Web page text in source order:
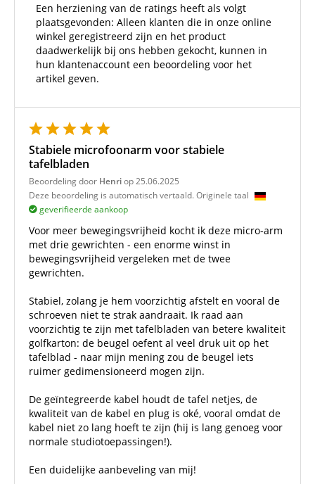
Een herziening van de ratings heeft als volgt
plaatsgevonden: Alleen klanten die in onze online
winkel geregistreerd zijn en het product
daadwerkelijk bij ons hebben gekocht, kunnen in
hun klantenaccount een beoordeling voor het
artikel geven.
Stabiele microfoonarm voor stabiele
tafelbladen
Beoordeling door Henriop 25.06.2025
Deze beoordeling is automatisch vertaald. Originele taal
geverifieerde aankoop
Voor meer bewegingsvrijheid kocht ik deze micro-arm
met drie gewrichten - een enorme winst in
bewegingsvrijheid vergeleken met de twee
gewrichten.
Stabiel, zolang je hem voorzichtig afstelt en vooral de
schroeven niet te strak aandraait. Ik raad aan
voorzichtig te zijn met tafelbladen van betere kwaliteit
golfkarton: de beugel oefent al veel druk uit op het
tafelblad - naar mijn mening zou de beugel iets
ruimer gedimensioneerd mogen zijn.
De geïntegreerde kabel houdt de tafel netjes, de
kwaliteit van de kabel en plug is oké, vooral omdat de
kabel niet zo lang hoeft te zijn (hij is lang genoeg voor
normale studiotoepassingen!).
Een duidelijke aanbeveling van mij!